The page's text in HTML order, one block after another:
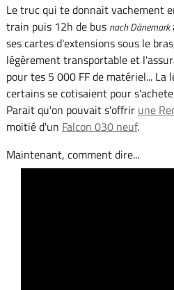
Le truc qui te donnait vachement
train puis 12h de bus nach Dänemark
ses cartes d'extensions sous le
légèrement transportable et
pour tes 5 000 FF de matériel... La
certains se cotisaient pour
Parait qu'on pouvait s'offrir une
moitié d'un Falcon 030 neuf.
Maintenant, comment dire...